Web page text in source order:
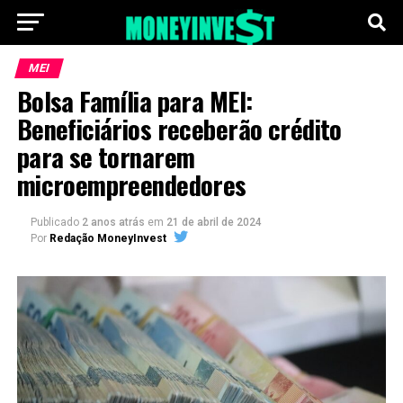
MEI
Bolsa Família para MEI:
Beneficiários receberão crédito
para se tornarem
microempreendedores
Publicado 2 anos atrás em 21 de abril de 2024
Por Redação MoneyInvest